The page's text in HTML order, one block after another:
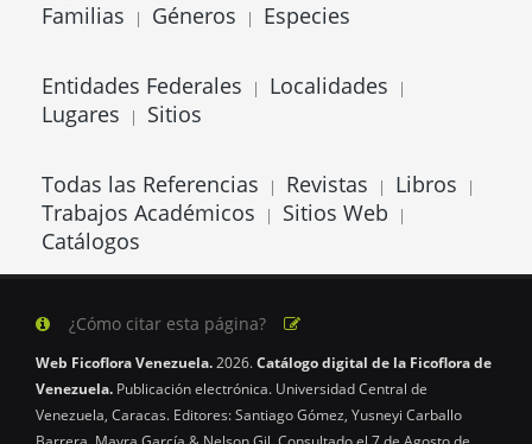
Familias | Géneros | Especies
Entidades Federales | Localidades |
Lugares | Sitios
Todas las Referencias | Revistas | Libros |
Trabajos Académicos | Sitios Web |
Catálogos
¿Cómo citar esta página?
Web Ficoflora Venezuela.2026.Catálogo digital de la Ficoflora de
Venezuela. Publicación electrónica. Universidad Central de
Venezuela, Caracas. Editores: Santiago Gómez, Yusneyi Carballo